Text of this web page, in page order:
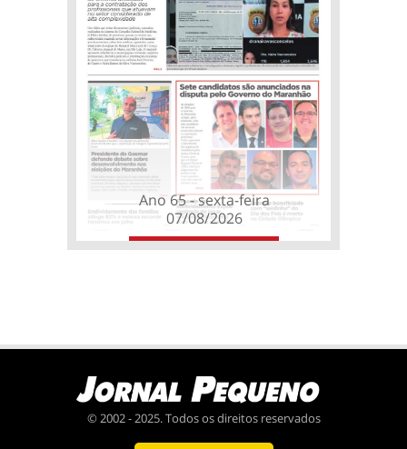
Ano 65 - sexta-feira
07/08/2026
© 2002 - 2025. Todos os direitos reservados